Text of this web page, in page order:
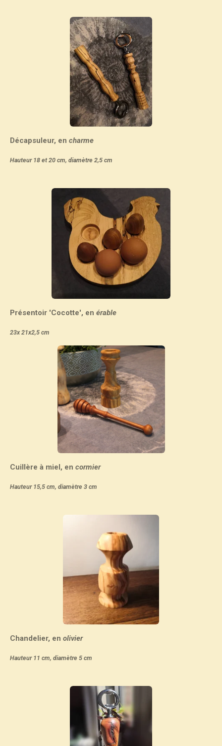
Décapsuleur, en charme
Hauteur 18 et 20 cm, diamètre 2,5 cm
Présentoir 'Cocotte', en érable
23x 21x2,5 cm
Cuillère à miel, en cormier
Hauteur 15,5 cm, diamètre 3 cm
Chandelier, en olivier
Hauteur 11 cm, diamètre 5 cm